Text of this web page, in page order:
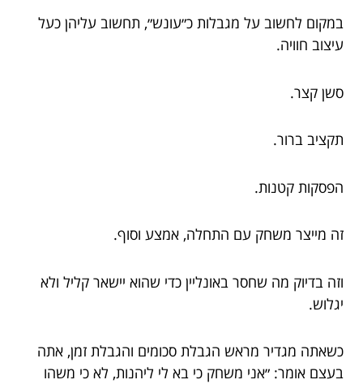
במקום לחשוב על מגבלות כ״עונש״, תחשוב עליהן כעל
עיצוב חוויה.
סשן קצר.
תקציב ברור.
הפסקות קטנות.
זה מייצר משחק עם התחלה, אמצע וסוף.
וזה בדיוק מה שחסר באונליין כדי שהוא יישאר קליל ולא
יגלוש.
כשאתה מגדיר מראש הגבלת סכומים והגבלת זמן, אתה
בעצם אומר: ״אני משחק כי בא לי ליהנות, לא כי משהו